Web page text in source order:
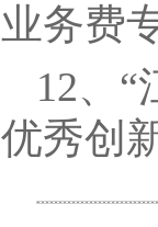
业务费
12、
优秀创